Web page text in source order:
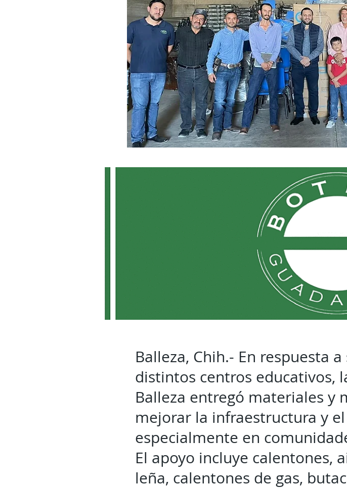
Balleza, Chih.- En respuesta
distintos centros educativos,
Balleza entregó materiales y
mejorar la infraestructura y
especialmente en
El apoyo incluye calentones,
leña, calentones de gas,